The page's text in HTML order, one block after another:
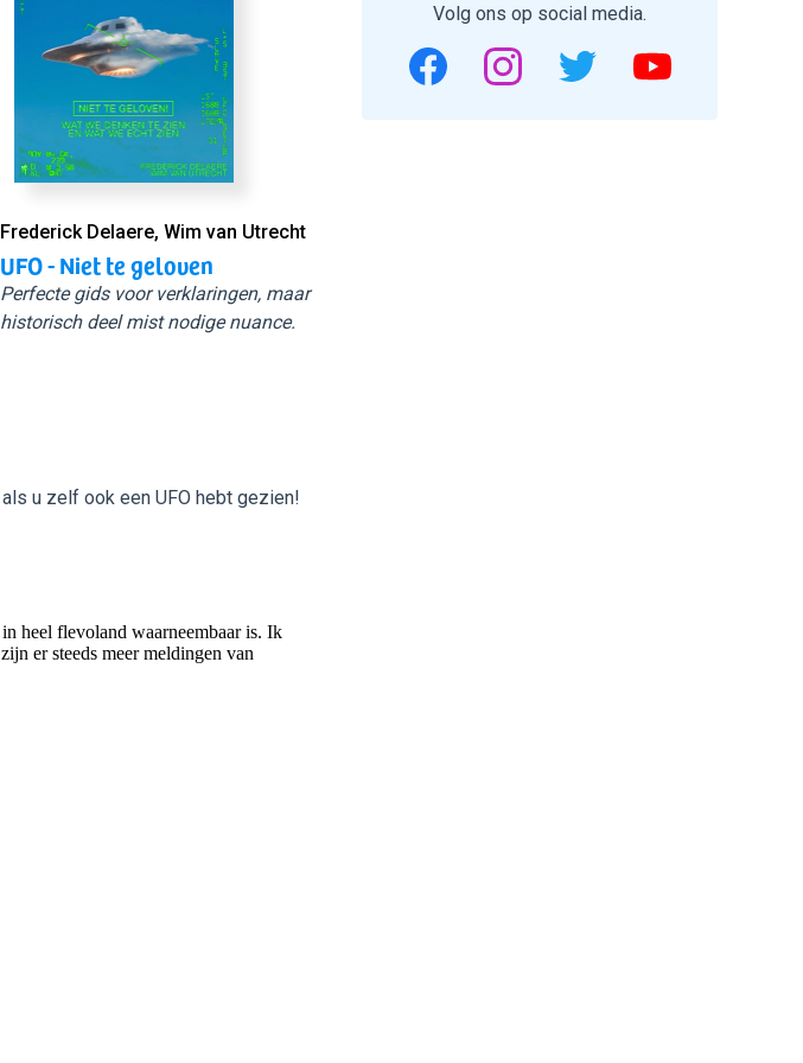
Frederick Delaere, Wim van Utrecht
UFO - Niet te geloven
Perfecte gids voor verklaringen, maar
historisch deel mist nodige nuance.
als u zelf ook een UFO hebt gezien!
Volg ons op social media.